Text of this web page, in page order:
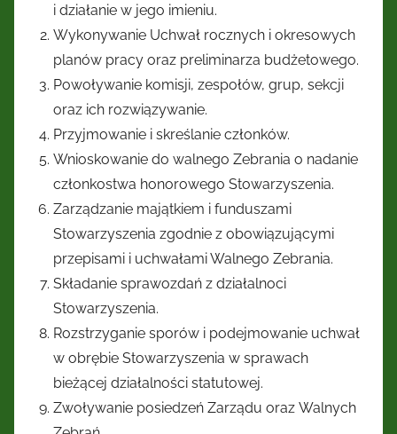
i działanie w jego imieniu.
Wykonywanie Uchwał rocznych i okresowych
planów pracy oraz preliminarza budżetowego.
Powoływanie komisji, zespołów, grup, sekcji
oraz ich rozwiązywanie.
Przyjmowanie i skreślanie członków.
Wnioskowanie do walnego Zebrania o nadanie
członkostwa honorowego Stowarzyszenia.
Zarządzanie majątkiem i funduszami
Stowarzyszenia zgodnie z obowiązującymi
przepisami i uchwałami Walnego Zebrania.
Składanie sprawozdań z działalnoci
Stowarzyszenia.
Rozstrzyganie sporów i podejmowanie uchwał
w obrębie Stowarzyszenia w sprawach
bieżącej działalności statutowej.
Zwoływanie posiedzeń Zarządu oraz Walnych